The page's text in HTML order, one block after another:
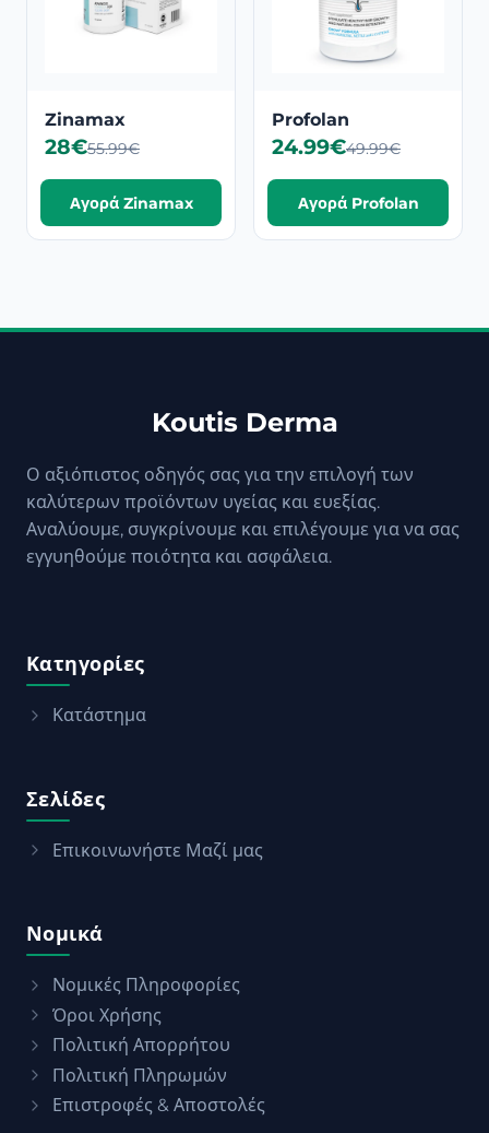
Zinamax
28€55.99€
Αγορά Zinamax
Profolan
24.99€49.99€
Αγορά Profolan
Koutis Derma
Ο αξιόπιστος οδηγός σας για την επιλογή των
καλύτερων προϊόντων υγείας και ευεξίας.
Αναλύουμε, συγκρίνουμε και επιλέγουμε για να σας
εγγυηθούμε ποιότητα και ασφάλεια.
Κατηγορίες
Κατάστημα
Σελίδες
Επικοινωνήστε Μαζί μας
Νομικά
Νομικές Πληροφορίες
Όροι Χρήσης
Πολιτική Απορρήτου
Πολιτική Πληρωμών
Επιστροφές & Αποστολές